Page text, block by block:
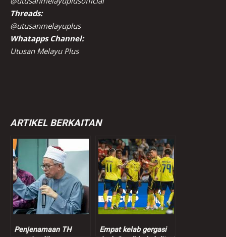
Threads:
@utusanmelayuplus
Whatapps Channel:
Utusan Melayu Plus
ARTIKEL BERKAITAN
Penjenamaan TH
Empat kelab gergasi